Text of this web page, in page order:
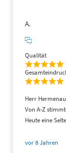
(1)
(2)
A.
Qualität
Herr
Von A-Z
Heute eine
vor 8 Jahren